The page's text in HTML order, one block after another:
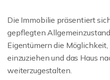
Die Immobilie präsentiert
gepflegten
Eigentümern die
einzuziehen und das Haus
weiterzugestalten.